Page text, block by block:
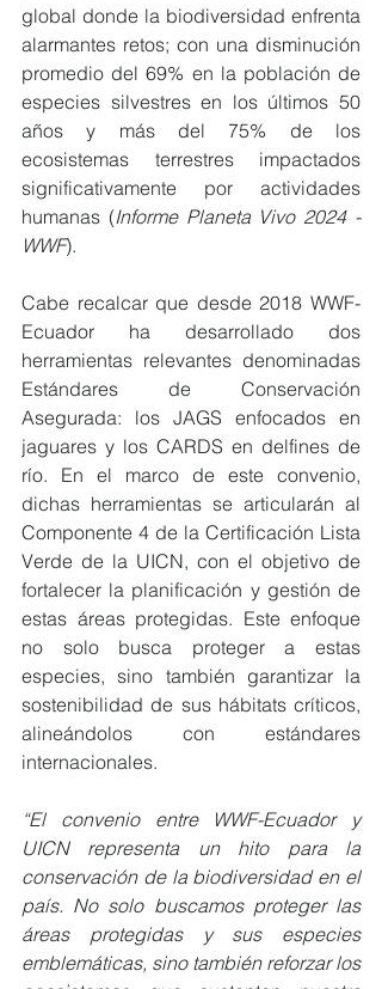
global donde la biodiversidad enfrenta
alarmantes retos; con una disminución
promedio del 69% en la población de
especies silvestres en los últimos 50
años y más del 75% de los
ecosistemas terrestres impactados
significativamente por actividades
humanas (Informe Planeta Vivo 2024 -
WWF).
Cabe recalcar que desde 2018 WWF-
Ecuador ha desarrollado dos
herramientas relevantes denominadas
Estándares de Conservación
Asegurada: los JAGS enfocados en
jaguares y los CARDS en delfines de
río. En el marco de este convenio,
dichas herramientas se articularán al
Componente 4 de la Certificación Lista
Verde de la UICN, con el objetivo de
fortalecer la planificación y gestión de
estas áreas protegidas. Este enfoque
no solo busca proteger a estas
especies, sino también garantizar la
sostenibilidad de sus hábitats críticos,
alineándolos con estándares
internacionales.
“El convenio entre WWF-Ecuador y
UICN representa un hito para la
conservación de la biodiversidad en el
país. No solo buscamos proteger las
áreas protegidas y sus especies
emblemáticas, sino también reforzar los